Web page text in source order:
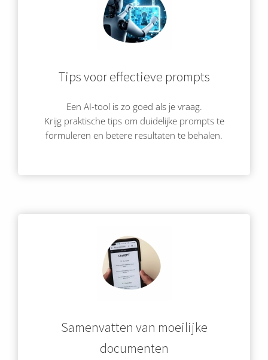
Tips voor effectieve prompts
Een AI-tool is zo goed als je vraag.
Krijg praktische tips om duidelijke prompts te
formuleren en betere resultaten te behalen.
Samenvatten van moeilijke
documenten